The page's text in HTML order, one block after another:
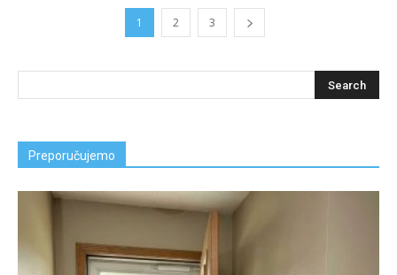
1 2 3
Preporučujemo